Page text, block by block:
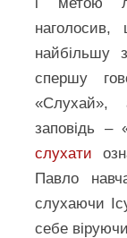
найбільшу
спершу
заповідь –
слухати
Павло
слухаючи
себе